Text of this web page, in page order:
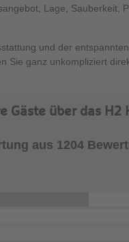
Lage, Sauberkeit,
und der
Sie ganz unkompliziert
Gäste über das H2
aus 1204